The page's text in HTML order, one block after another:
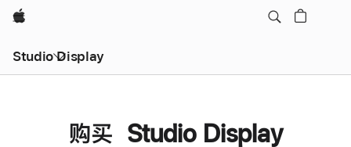
Apple
Studio Display
购买 Studio Display